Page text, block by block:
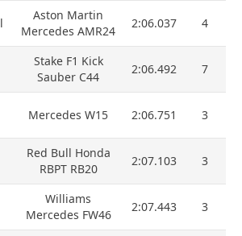
Aston Martin
Mercedes AMR24
2:06.037 4
Stake F1 Kick
Sauber C44
2:06.492 7
Mercedes W15 2:06.751 3
Red Bull Honda
RBPT RB20
2:07.103 3
Williams
Mercedes FW46
2:07.443 3